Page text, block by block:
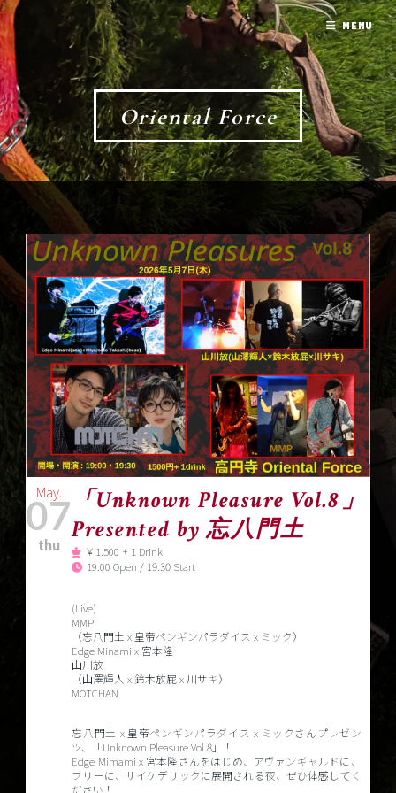
Oriental Force
May.
07
thu
「Unknown Pleasure Vol.8」
Presented by 忘八門土
￥1.500 + 1 Drink
19:00 Open / 19:30 Start
(Live)
MMP
（忘八門土 x 皇帝ペンギンパラダイス x ミック）
Edge Minami x 宮本隆
山川放
（山澤輝人 x 鈴木放屁 x 川サキ）
MOTCHAN
忘八門土 x 皇帝ペンギンパラダイス x ミックさんプレゼン
ツ、「Unknown Pleasure Vol.8」！
Edge Mimami x 宮本隆さんをはじめ、アヴァンギャルドに、
フリーに、サイケデリックに展開される夜、ぜひ体感してく
ださい！
MENU